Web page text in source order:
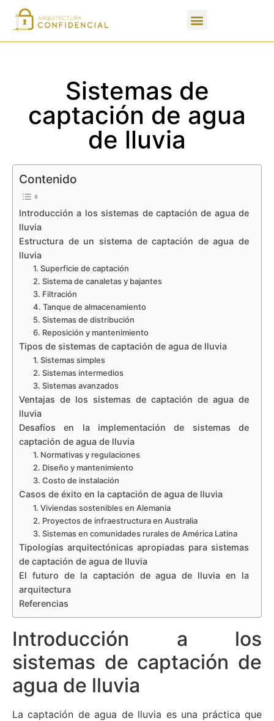
Sistemas de
captación de agua
de lluvia
Contenido
Introducción a los sistemas de captación de agua de
lluvia
Estructura de un sistema de captación de agua de
lluvia
1. Superficie de captación
2. Sistema de canaletas y bajantes
3. Filtración
4. Tanque de almacenamiento
5. Sistemas de distribución
6. Reposición y mantenimiento
Tipos de sistemas de captación de agua de lluvia
1. Sistemas simples
2. Sistemas intermedios
3. Sistemas avanzados
Ventajas de los sistemas de captación de agua de
lluvia
Desafíos en la implementación de sistemas de
captación de agua de lluvia
1. Normativas y regulaciones
2. Diseño y mantenimiento
3. Costo de instalación
Casos de éxito en la captación de agua de lluvia
1. Viviendas sostenibles en Alemania
2. Proyectos de infraestructura en Australia
3. Sistemas en comunidades rurales de América Latina
Tipologías arquitectónicas apropiadas para sistemas
de captación de agua de lluvia
El futuro de la captación de agua de lluvia en la
arquitectura
Referencias
Introducción a los
sistemas de captación de
agua de lluvia
La captación de agua de lluvia es una práctica que